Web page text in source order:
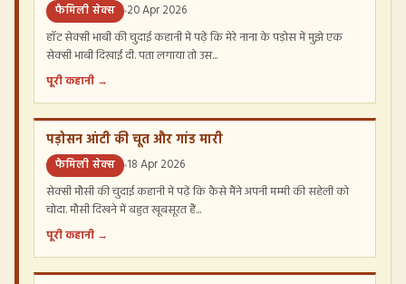
फैमिली सेक्स 20 Apr 2026
हॉट सेक्सी भाबी की चुदाई कहानी में पढ़ें कि मेरे नाना के पड़ोस में मुझे एक
सेक्सी भाबी दिखाई दी. पता लगाया तो उस...
पूरी कहानी →
पड़ोसन आंटी की चूत और गांड मारी
फैमिली सेक्स 18 Apr 2026
सेक्सी मौसी की चुदाई कहानी में पढ़ें कि कैसे मैंने अपनी मम्मी की सहेली को
चोदा. मौसी दिखने में बहुत खूबसूरत हैं...
पूरी कहानी →